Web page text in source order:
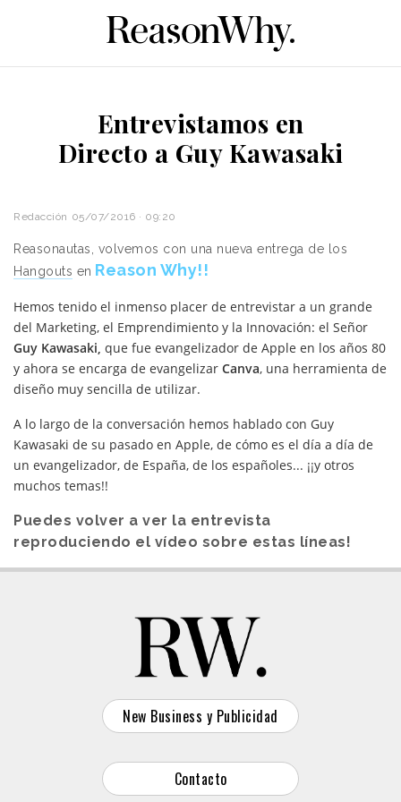
Entrevistamos en
Directo a Guy Kawasaki
Redacción 05/07/2016 · 09:20
Reasonautas, volvemos con una nueva entrega de los
Hangouts en Reason Why!!
Hemos tenido el inmenso placer de entrevistar a un grande
del Marketing, el Emprendimiento y la Innovación: el Señor
Guy Kawasaki, que fue evangelizador de Apple en los años 80
y ahora se encarga de evangelizar Canva, una herramienta de
diseño muy sencilla de utilizar.
A lo largo de la conversación hemos hablado con Guy
Kawasaki de su pasado en Apple, de cómo es el día a día de
un evangelizador, de España, de los españoles... ¡¡y otros
muchos temas!!
Puedes volver a ver la entrevista
reproduciendo el vídeo sobre estas líneas!
New Business y Publicidad
Contacto